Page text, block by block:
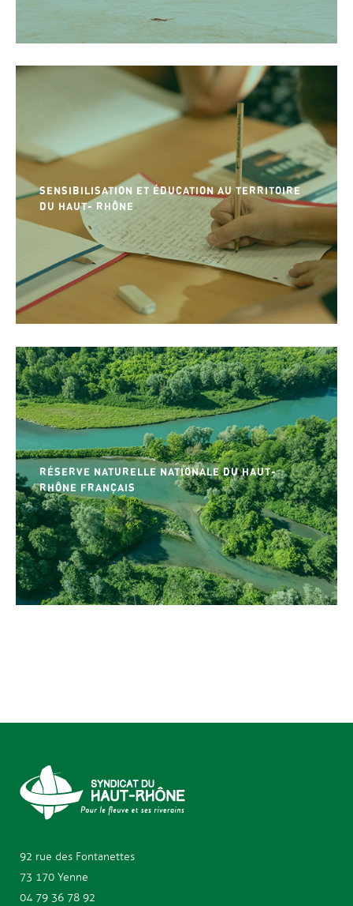
SENSIBILISATION ET ÉDUCATION AU TERRITOIRE
DU HAUT- RHÔNE
RÉSERVE NATURELLE NATIONALE DU HAUT-
RHÔNE FRANÇAIS
92 rue des Fontanettes
73 170 Yenne
04 79 36 78 92